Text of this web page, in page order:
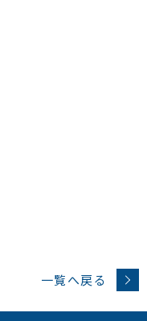
一覧へ戻る